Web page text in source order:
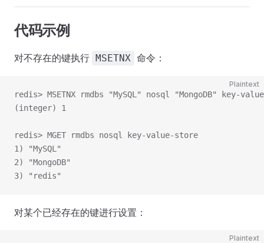
代码示例
对不存在的键执行 MSETNX 命令：
Plaintext
redis> MSETNX rmdbs "MySQL" nosql "MongoDB" key-
(integer) 1
redis> MGET rmdbs nosql key-value-store
1) "MySQL"
2) "MongoDB"
3) "redis"
对某个已经存在的键进行设置：
Plaintext